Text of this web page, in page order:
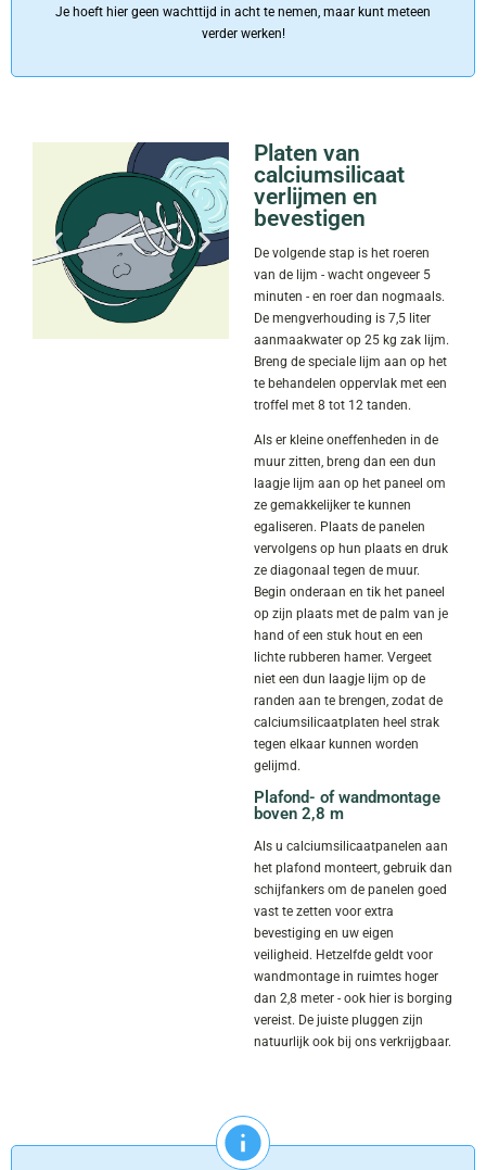
Je hoeft hier geen wachttijd in acht te nemen, maar kunt meteen
verder werken!
Platen van
calciumsilicaat
verlijmen en
bevestigen
De volgende stap is het roeren
van de lijm - wacht ongeveer 5
minuten - en roer dan nogmaals.
De mengverhouding is 7,5 liter
aanmaakwater op 25 kg zak lijm.
Breng de speciale lijm aan op het
te behandelen oppervlak met een
troffel met 8 tot 12 tanden.
Als er kleine oneffenheden in de
muur zitten, breng dan een dun
laagje lijm aan op het paneel om
ze gemakkelijker te kunnen
egaliseren. Plaats de panelen
vervolgens op hun plaats en druk
ze diagonaal tegen de muur.
Begin onderaan en tik het paneel
op zijn plaats met de palm van je
hand of een stuk hout en een
lichte rubberen hamer. Vergeet
niet een dun laagje lijm op de
randen aan te brengen, zodat de
calciumsilicaatplaten heel strak
tegen elkaar kunnen worden
gelijmd.
Plafond- of wandmontage
boven 2,8 m
Als u calciumsilicaatpanelen aan
het plafond monteert, gebruik dan
schijfankers om de panelen goed
vast te zetten voor extra
bevestiging en uw eigen
veiligheid. Hetzelfde geldt voor
wandmontage in ruimtes hoger
dan 2,8 meter - ook hier is borging
vereist. De juiste pluggen zijn
natuurlijk ook bij ons verkrijgbaar.